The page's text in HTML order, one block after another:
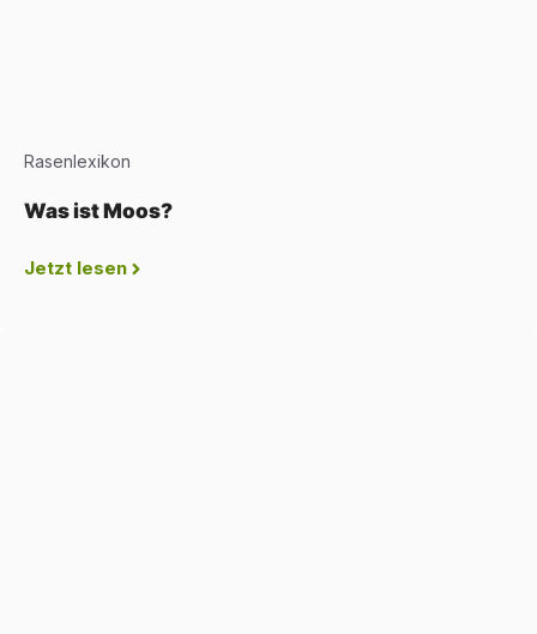
Rasenlexikon
Was ist Moos?
Jetzt lesen